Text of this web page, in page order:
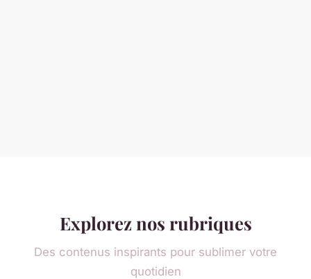
Explorez nos rubriques
Des contenus inspirants pour sublimer votre
quotidien